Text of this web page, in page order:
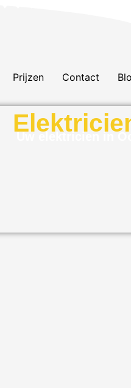
Prijzen Contact
Uw elektricien in